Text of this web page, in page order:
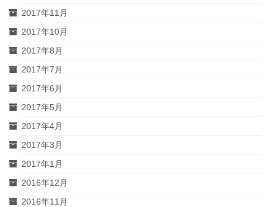
2017年11月
2017年10月
2017年8月
2017年7月
2017年6月
2017年5月
2017年4月
2017年3月
2017年1月
2016年12月
2016年11月